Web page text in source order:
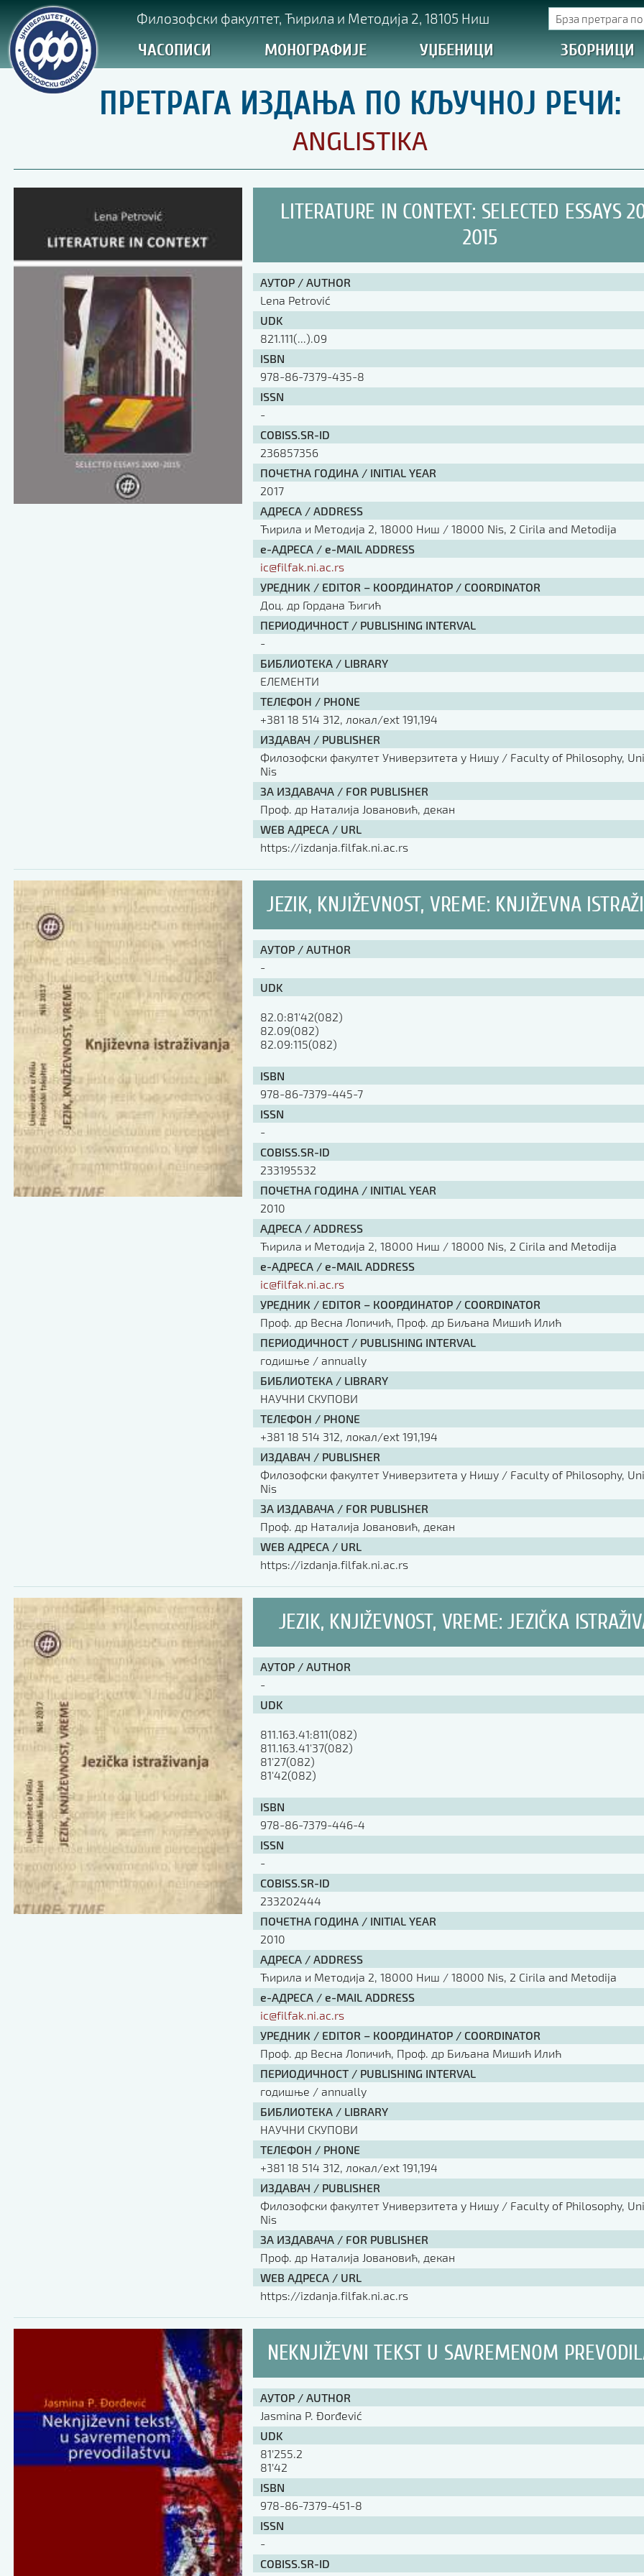
Филозофски факултет, Ћирила и Методија 2, 18105 Ниш
ЧАСОПИСИ МОНОГРАФИЈЕ УЏБЕНИЦИ ЗБОРНИЦИ
ПРЕТРАГА ИЗДАЊА ПО КЉУЧНОЈ РЕЧИ:
ANGLISTIKA
LITERATURE IN CONTEXT: SELECTED ESSAYS
2015
АУТОР / AUTHOR
Lena Petrović
UDK
821.111(...).09
ISBN
978-86-7379-435-8
ISSN
-
COBISS.SR-ID
236857356
ПОЧЕТНА ГОДИНА / INITIAL YEAR
2017
АДРЕСА / ADDRESS
Ћирила и Методија 2, 18000 Ниш / 18000 Nis, 2 Cirila and Metodija
е-АДРЕСА / e-MAIL ADDRESS
ic@filfak.ni.ac.rs
УРЕДНИК / EDITOR – КООРДИНАТОР / COORDINATOR
Доц. др Гордана Ђигић
ПЕРИОДИЧНОСТ / PUBLISHING INTERVAL
-
БИБЛИОТЕКА / LIBRARY
ЕЛЕМЕНТИ
ТЕЛЕФОН / PHONE
+381 18 514 312, локал/ext 191,194
ИЗДАВАЧ / PUBLISHER
Филозофски факултет Универзитета у Нишу / Faculty of Philosophy,
Nis
ЗА ИЗДАВАЧА / FOR PUBLISHER
Проф. др Наталија Јовановић, декан
WEB АДРЕСА / URL
https://izdanja.filfak.ni.ac.rs
JEZIK, KNJIŽEVNOST, VREME: KNJIŽEVNA
АУТОР / AUTHOR
-
UDK
82.0:81'42(082)
82.09(082)
82.09:115(082)
ISBN
978-86-7379-445-7
ISSN
-
COBISS.SR-ID
233195532
ПОЧЕТНА ГОДИНА / INITIAL YEAR
2010
АДРЕСА / ADDRESS
Ћирила и Методија 2, 18000 Ниш / 18000 Nis, 2 Cirila and Metodija
е-АДРЕСА / e-MAIL ADDRESS
ic@filfak.ni.ac.rs
УРЕДНИК / EDITOR – КООРДИНАТОР / COORDINATOR
Проф. др Весна Лопичић, Проф. др Биљана Мишић Илић
ПЕРИОДИЧНОСТ / PUBLISHING INTERVAL
годишње / annually
БИБЛИОТЕКА / LIBRARY
НАУЧНИ СКУПОВИ
ТЕЛЕФОН / PHONE
+381 18 514 312, локал/ext 191,194
ИЗДАВАЧ / PUBLISHER
Филозофски факултет Универзитета у Нишу / Faculty of Philosophy,
Nis
ЗА ИЗДАВАЧА / FOR PUBLISHER
Проф. др Наталија Јовановић, декан
WEB АДРЕСА / URL
https://izdanja.filfak.ni.ac.rs
JEZIK, KNJIŽEVNOST, VREME: JEZIČKA
АУТОР / AUTHOR
-
UDK
811.163.41:811(082)
811.163.41'37(082)
81'27(082)
81'42(082)
ISBN
978-86-7379-446-4
ISSN
-
COBISS.SR-ID
233202444
ПОЧЕТНА ГОДИНА / INITIAL YEAR
2010
АДРЕСА / ADDRESS
Ћирила и Методија 2, 18000 Ниш / 18000 Nis, 2 Cirila and Metodija
е-АДРЕСА / e-MAIL ADDRESS
ic@filfak.ni.ac.rs
УРЕДНИК / EDITOR – КООРДИНАТОР / COORDINATOR
Проф. др Весна Лопичић, Проф. др Биљана Мишић Илић
ПЕРИОДИЧНОСТ / PUBLISHING INTERVAL
годишње / annually
БИБЛИОТЕКА / LIBRARY
НАУЧНИ СКУПОВИ
ТЕЛЕФОН / PHONE
+381 18 514 312, локал/ext 191,194
ИЗДАВАЧ / PUBLISHER
Филозофски факултет Универзитета у Нишу / Faculty of Philosophy,
Nis
ЗА ИЗДАВАЧА / FOR PUBLISHER
Проф. др Наталија Јовановић, декан
WEB АДРЕСА / URL
https://izdanja.filfak.ni.ac.rs
NEKNJIŽEVNI TEKST U SAVREMENOM
АУТОР / AUTHOR
Jasmina P. Đorđević
UDK
81’255.2
81’42
ISBN
978-86-7379-451-8
ISSN
-
COBISS.SR-ID